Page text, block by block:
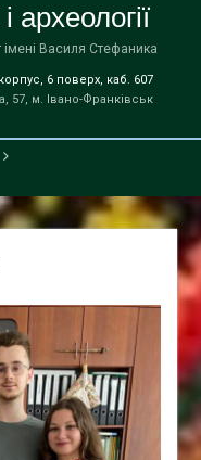
археології
імені Василя Стефаника
6 поверх, каб. 607
57, м. Івано-Франківськ